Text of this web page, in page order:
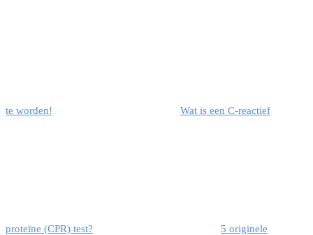
te worden! Wat is een C-reactief
proteïne (CPR) test? 5 originele